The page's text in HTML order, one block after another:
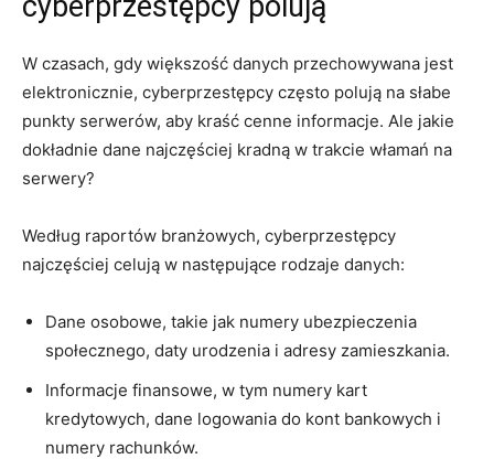
W czasach, ​gdy ⁢większość danych przechowywana jest‌
elektronicznie, cyberprzestępcy często polują na‍ słabe
punkty serwerów,‌ aby ⁢kraść cenne ⁤informacje. Ale jakie
dokładnie‌ dane najczęściej​ kradną ‌w ‌trakcie ⁤włamań ‌na‍
serwery?
Według raportów branżowych, cyberprzestępcy
najczęściej celują w‌ następujące rodzaje ​danych:
Dane osobowe, takie jak ⁤numery ubezpieczenia​
społecznego, daty urodzenia i adresy zamieszkania.
Informacje⁣ finansowe, w⁢ tym ​numery‍ kart
kredytowych, dane ⁢logowania do kont bankowych i
⁢numery rachunków.